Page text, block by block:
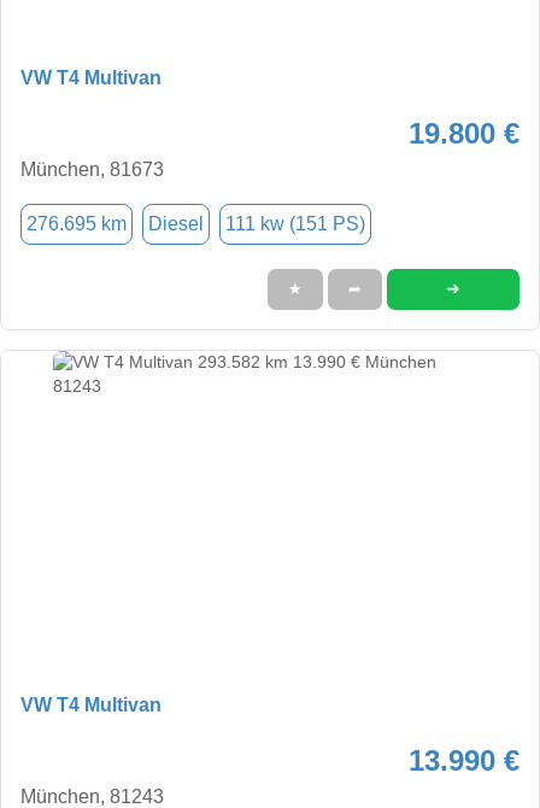
VW T4 Multivan
19.800 €
München, 81673
276.695 km Diesel 111 kw (151 PS)
★ ➦ ➜
VW T4 Multivan
13.990 €
München, 81243